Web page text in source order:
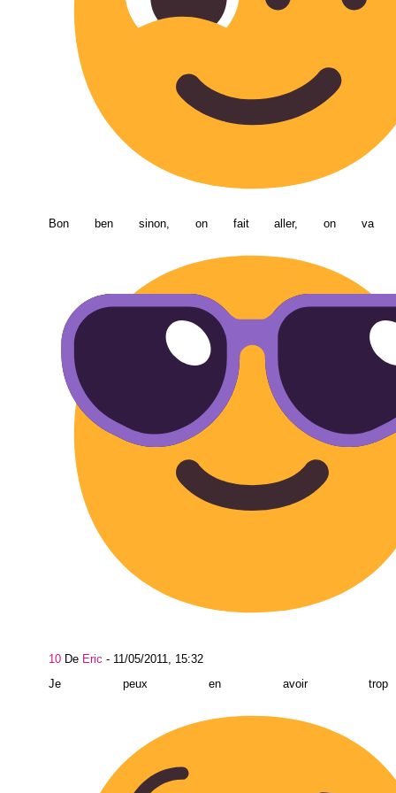
Bon ben sinon, on fait aller, on va
10 De Eric - 11/05/2011, 15:32
Je peux en avoir